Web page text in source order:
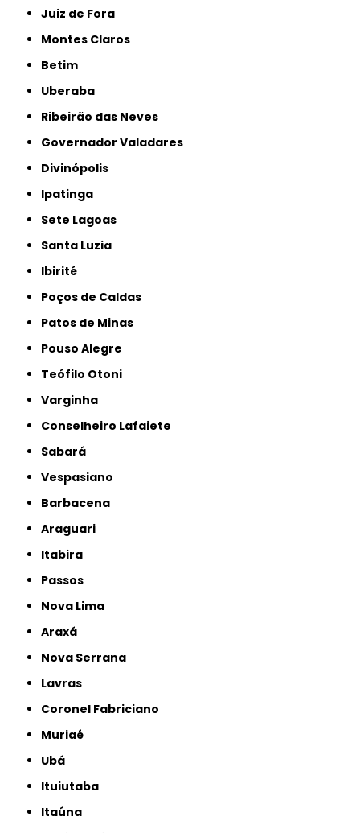
Juiz de Fora
Montes Claros
Betim
Uberaba
Ribeirão das Neves
Governador Valadares
Divinópolis
Ipatinga
Sete Lagoas
Santa Luzia
Ibirité
Poços de Caldas
Patos de Minas
Pouso Alegre
Teófilo Otoni
Varginha
Conselheiro Lafaiete
Sabará
Vespasiano
Barbacena
Araguari
Itabira
Passos
Nova Lima
Araxá
Nova Serrana
Lavras
Coronel Fabriciano
Muriaé
Ubá
Ituiutaba
Itaúna